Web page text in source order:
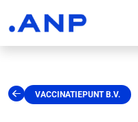
VACCINATIEPUNT B.V.